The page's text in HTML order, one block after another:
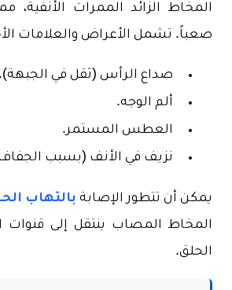
المخاط الزائد الممرات
صعباً. تشمل الأعراض والعلامات
صداع الرأس (ثقل في الجبهة).
ألم الوجه.
العطس المستمر.
نزيف في الأنف (بسبب الجفاف
يمكن أن تتطور الإصابة بالتهاب
المخاط المصاب ينتقل إلى قنوات
الحلق.